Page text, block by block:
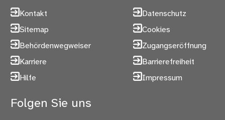
Kontakt
Sitemap
Behördenwegweiser
Karriere
Hilfe
Datenschutz
Cookies
Zugangseröffnung
Barrierefreiheit
Impressum
Folgen Sie uns